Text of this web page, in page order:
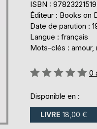
ISBN :
Éditeur : Books on
Date de parution :
Langue : français
Mots-clés : amour,
Évaluation:
0
Disponible en :
LIVRE 18,00 €